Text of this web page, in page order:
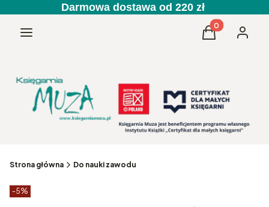
Darmowa dostawa od 220 zł
Menu Produkty w
Koszyk
Strona główna Do nauki zawodu
Etykiety produktu
-5%